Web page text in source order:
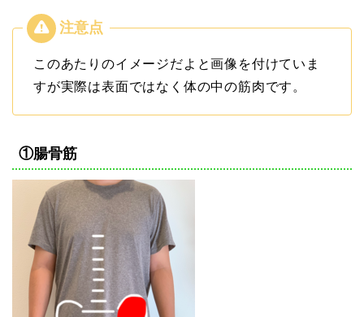
このあたりのイメージだよと画像を付けていま
すが実際は表面ではなく体の中の筋肉です。
①腸骨筋